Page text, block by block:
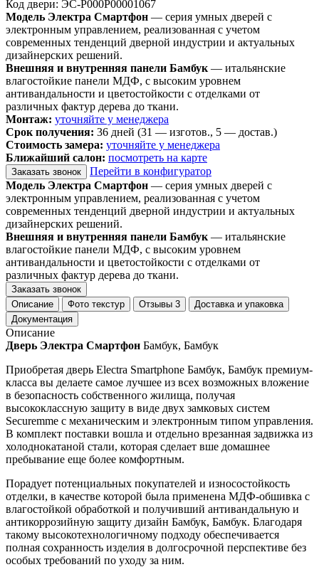
Код двери: ЭС-P000P00001067
Модель Электра Смартфон — серия умных дверей с
электронным управлением, реализованная с учетом
современных тенденций дверной индустрии и актуальных
дизайнерских решений.
Внешняя и внутренняя панели Бамбук — итальянские
влагостойкие панели МДФ, с высоким уровнем
антивандальности и цветостойкости с отделками от
различных фактур дерева до ткани.
Монтаж: уточняйте у менеджера
Срок получения: 36 дней (31 — изготов., 5 — достав.)
Стоимость замера: уточняйте у менеджера
Ближайший салон: посмотреть на карте
Заказать звонок
Перейти в конфигуратор
Модель Электра Смартфон — серия умных дверей с
электронным управлением, реализованная с учетом
современных тенденций дверной индустрии и актуальных
дизайнерских решений.
Внешняя и внутренняя панели Бамбук — итальянские
влагостойкие панели МДФ, с высоким уровнем
антивандальности и цветостойкости с отделками от
различных фактур дерева до ткани.
Заказать звонок
Описание
Фото текстур Отзывы 3
Доставка и упаковка
Документация
Описание
Дверь Электра Смартфон Бамбук, Бамбук
Приобретая дверь Electra Smartphone Бамбук, Бамбук премиум-
класса вы делаете самое лучшее из всех возможных вложение
в безопасность собственного жилища, получая
высококлассную защиту в виде двух замковых систем
Securemme с механическим и электронным типом управления.
В комплект поставки вошла и отдельно врезанная задвижка из
холоднокатаной стали, которая сделает вше домашнее
пребывание еще более комфортным.
Порадует потенциальных покупателей и износостойкость
отделки, в качестве которой была применена МДФ-обшивка с
влагостойкой обработкой и получивший антивандальную и
антикоррозийную защиту дизайн Бамбук, Бамбук. Благодаря
такому высокотехнологичному подходу обеспечивается
полная сохранность изделия в долгосрочной перспективе без
особых требований по уходу за ним.